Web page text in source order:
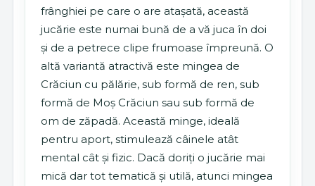
frânghiei pe care o are atașată, această
jucărie este numai bună de a vă juca în doi
și de a petrece clipe frumoase împreună. O
altă variantă atractivă este mingea de
Crăciun cu pălărie, sub formă de ren, sub
formă de Moș Crăciun sau sub formă de
om de zăpadă. Această minge, ideală
pentru aport, stimulează câinele atât
mental cât și fizic. Dacă doriți o jucărie mai
mică dar tot tematică și utilă, atunci mingea